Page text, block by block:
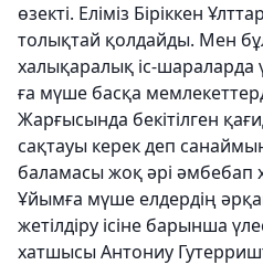
өзекті. Еліміз Біріккен
толықтай қолдайды. Мен
халықаралық іс-шараларда
ға мүше басқа
Жарғысында бекітілген
сақтауы керек деп
баламасы жоқ әрі әмбебап
Ұйымға мүше елдердің
жетілдіру ісіне барынша
хатшысы Антониу